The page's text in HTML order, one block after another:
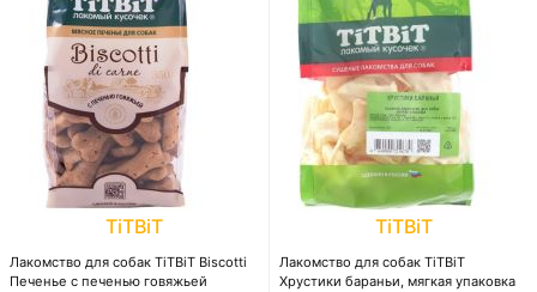
TiTBiT
Лакомство для собак TiTBiT Biscotti
Печенье с печенью говяжьей
TiTBiT
Лакомство для собак TiTBiT
Хрустики бараньи, мягкая упаковка